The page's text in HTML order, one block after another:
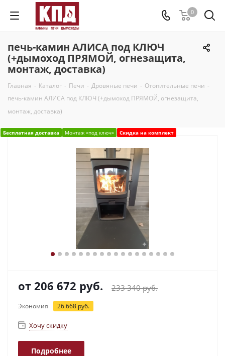
0
печь-камин АЛИСА под КЛЮЧ
(+дымоход ПРЯМОЙ, огнезащита,
монтаж, доставка)
Главная - Каталог - Печи - Дровяные печи - Отопительные печи -
печь-камин АЛИСА под КЛЮЧ (+дымоход ПРЯМОЙ, огнезащита,
монтаж, доставка)
Бесплатная доставка Монтаж «под ключ» Скидка на комплект
от 206 672 руб. 233 340 руб.
Экономия 26 668 руб.
Хочу скидку
Подробнее